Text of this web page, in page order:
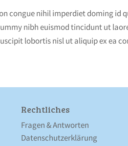
congue nihil imperdiet doming id
nibh euismod tincidunt ut
lobortis nisl ut aliquip ex ea
Rechtliches
Fragen & Antworten
Datenschutz­erklärung